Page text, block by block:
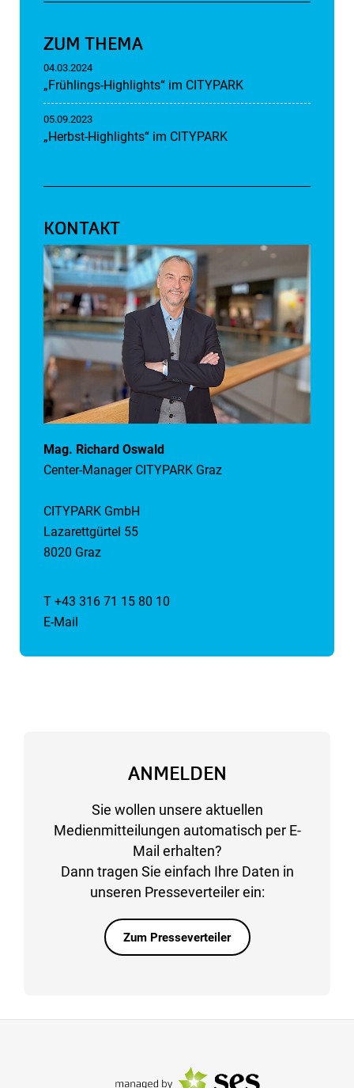
ZUM THEMA
04.03.2024
„Frühlings-Highlights“ im CITYPARK
05.09.2023
„Herbst-Highlights“ im CITYPARK
KONTAKT
Mag. Richard Oswald
Center-Manager CITYPARK Graz
CITYPARK GmbH
Lazarettgürtel 55
8020 Graz
T +43 316 71 15 80 10
E-Mail
ANMELDEN
Sie wollen unsere aktuellen
Medienmitteilungen automatisch per E-
Mail erhalten?
Dann tragen Sie einfach Ihre Daten in
unseren Presseverteiler ein:
Zum Presseverteiler